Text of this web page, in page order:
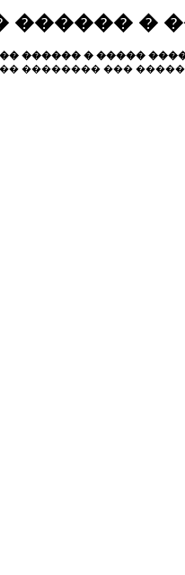
������ �
������ � �����
�������� ���